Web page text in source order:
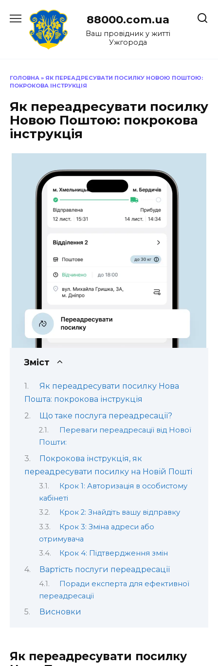
до
88000.com.ua
Ваш провідник у житті
Ужгорода
ГОЛОВНА » ЯК ПЕРЕАДРЕСУВАТИ ПОСИЛКУ НОВОЮ ПОШТОЮ:
ПОКРОКОВА ІНСТРУКЦІЯ
Як переадресувати посилку
Новою Поштою: покрокова
інструкція
Зміст
Як переадресувати посилку Нова
Пошта: покрокова інструкція
Що таке послуга переадресації?
Переваги переадресації від Нової
Пошти:
Покрокова інструкція, як
переадресувати посилку на Новій Пошті
Крок 1: Авторизація в особистому
кабінеті
Крок 2: Знайдіть вашу відправку
Крок 3: Зміна адреси або
отримувача
Крок 4: Підтвердження змін
Вартість послуги переадресації
Поради експерта для ефективної
переадресації
Висновки
Як переадресувати посилку